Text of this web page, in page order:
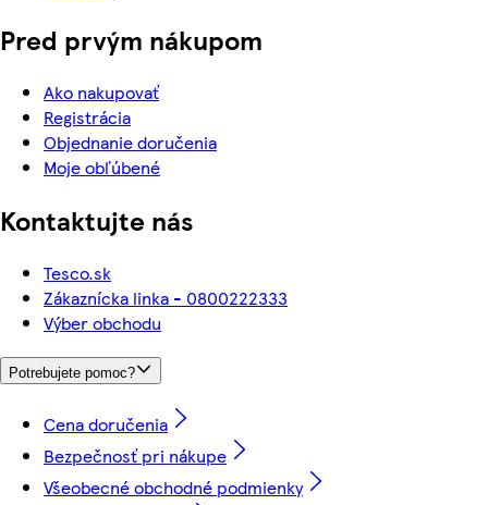
Pred prvým nákupom
Ako nakupovať
Registrácia
Objednanie doručenia
Moje obľúbené
Kontaktujte nás
Tesco.sk
Zákaznícka linka - 0800222333
Výber obchodu
Potrebujete pomoc?
Cena doručenia
Bezpečnosť pri nákupe
Všeobecné obchodné podmienky